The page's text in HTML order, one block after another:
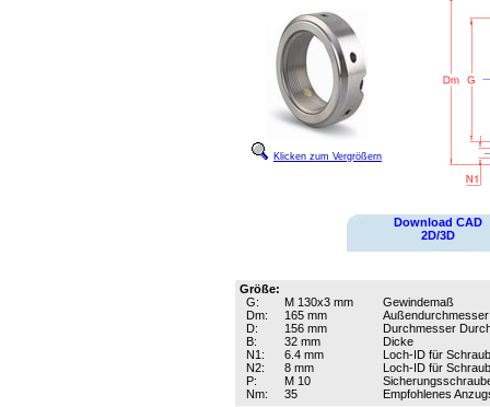
Klicken zum Vergrößern
Download CAD
2D/3D
Größe:
G:
M 130x3 mm
Gewindemaß
Dm:
165 mm
Außendurchmesser
D:
156 mm
Durchmesser
B:
32 mm
Dicke
N1:
6.4 mm
Loch-ID für
N2:
8 mm
Loch-ID für
P:
M 10
Nm:
35
Empfohlenes